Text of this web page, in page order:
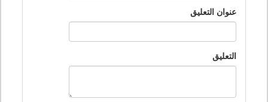
عنوان التعليق
التعليق